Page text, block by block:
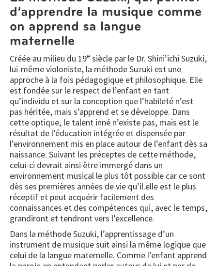
d’apprendre la musique comme
on apprend sa langue
maternelle
Créée au milieu du 19e siècle par le Dr. Shini’ichi Suzuki,
lui-même violoniste, la méthode Suzuki est une
approche à la fois pédagogique et philosophique. Elle
est fondée sur le respect de l’enfant en tant
qu’individu et sur la conception que l’habileté n’est
pas héritée, mais s’apprend et se développe. Dans
cette optique, le talent inné n’existe pas, mais est le
résultat de l’éducation intégrée et dispensée par
l’environnement mis en place autour de l’enfant dès sa
naissance. Suivant les préceptes de cette méthode,
celui-ci devrait ainsi être immergé dans un
environnement musical le plus tôt possible car ce sont
dès ses premières années de vie qu’il.elle est le plus
réceptif et peut acquérir facilement des
connaissances et des compétences qui, avec le temps,
grandiront et tendront vers l’excellence.
Dans la méthode Suzuki, l’apprentissage d’un
instrument de musique suit ainsi la même logique que
celui de la langue maternelle. Comme l’enfant apprend